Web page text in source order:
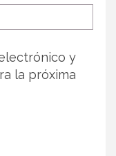
y
la próxima